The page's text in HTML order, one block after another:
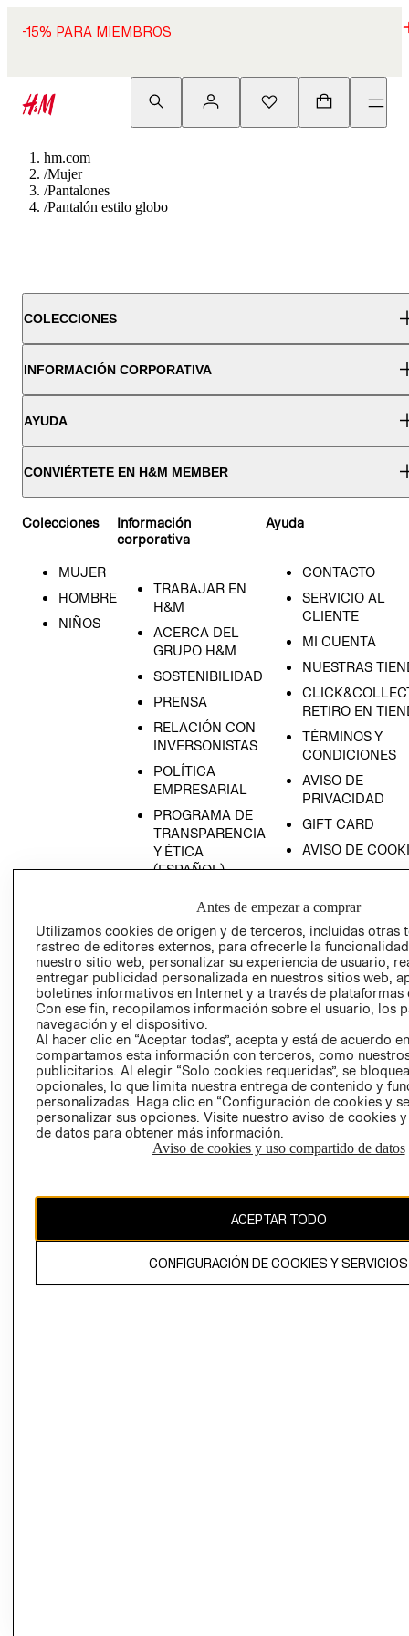
-15% PARA MIEMBROS
hm.com
/Mujer
/Pantalones
/Pantalón estilo globo
COLECCIONES
INFORMACIÓN CORPORATIVA
AYUDA
CONVIÉRTETE EN H&M MEMBER
Colecciones
MUJER
HOMBRE
NIÑOS
Información
corporativa
TRABAJAR EN
H&M
ACERCA DEL
GRUPO H&M
SOSTENIBILIDAD
PRENSA
RELACIÓN CON
INVERSONISTAS
POLÍTICA
EMPRESARIAL
PROGRAMA DE
TRANSPARENCIA
Y ÉTICA
(ESPAÑOL)
TRANSPARENCIA
Y ÉTICA (INGLÉS)
Ayuda
CONTACTO
SERVICIO AL
CLIENTE
MI CUENTA
NUESTRAS
RETIRO EN
TÉRMINOS Y
CONDICIONES
AVISO DE
PRIVACIDAD
GIFT CARD
AVISO DE
COMERCIO - SIC
PETICIONES
QUEJAS Y
RECLAMOS
Colombia ($)
CAMBIAR REGIÓN
El contenido de esta página web está protegido por copyright y es
propiedad de H&M Hennes & Mauritz AB.
Antes de empezar a comprar
Utilizamos cookies de origen y de terceros, incluidas otras
rastreo de editores externos, para ofrecerle la
nuestro sitio web, personalizar su experiencia de usuario,
entregar publicidad personalizada en nuestros sitios web,
boletines informativos en Internet y a través de plataformas
Con ese fin, recopilamos información sobre el usuario, los
navegación y el dispositivo.
Al hacer clic en “Aceptar todas”, acepta y está de acuerdo
compartamos esta información con terceros, como
publicitarios. Al elegir “Solo cookies requeridas”, se
opcionales, lo que limita nuestra entrega de contenido y
personalizadas. Haga clic en “Configuración de cookies y
personalizar sus opciones. Visite nuestro aviso de cookies
de datos para obtener más información.
Aviso de cookies y uso compartido de datos
ACEPTAR TODO
CONFIGURACIÓN DE COOKIES Y SERVICIOS